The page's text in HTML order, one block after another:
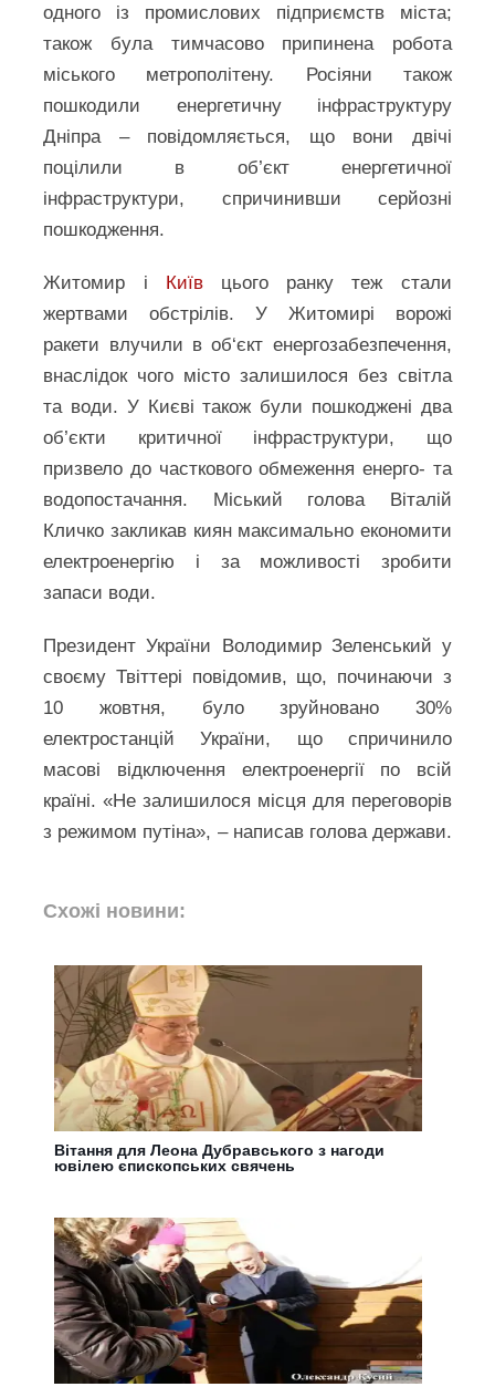
одного із промислових підприємств міста;
також була тимчасово припинена робота
міського метрополітену. Росіяни також
пошкодили енергетичну інфраструктуру
Дніпра – повідомляється, що вони двічі
поцілили в об’єкт енергетичної
інфраструктури, спричинивши серйозні
пошкодження.
Житомир і Київцього ранку теж стали
жертвами обстрілів. У Житомирі ворожі
ракети влучили в об‘єкт енергозабезпечення,
внаслідок чого місто залишилося без світла
та води. У Києві також були пошкоджені два
об’єкти критичної інфраструктури, що
призвело до часткового обмеження енерго- та
водопостачання. Міський голова Віталій
Кличко закликав киян максимально економити
електроенергію і за можливості зробити
запаси води.
Президент України Володимир Зеленський у
своєму Твіттері повідомив, що, починаючи з
10 жовтня, було зруйновано 30%
електростанцій України, що спричинило
масові відключення електроенергії по всій
країні. «Не залишилося місця для переговорів
з режимом путіна», – написав голова держави.
Схожі новини:
Вітання для Леона Дубравського з нагоди
ювілею єпископських свячень